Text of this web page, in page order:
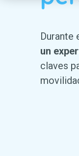
Durante
un
claves